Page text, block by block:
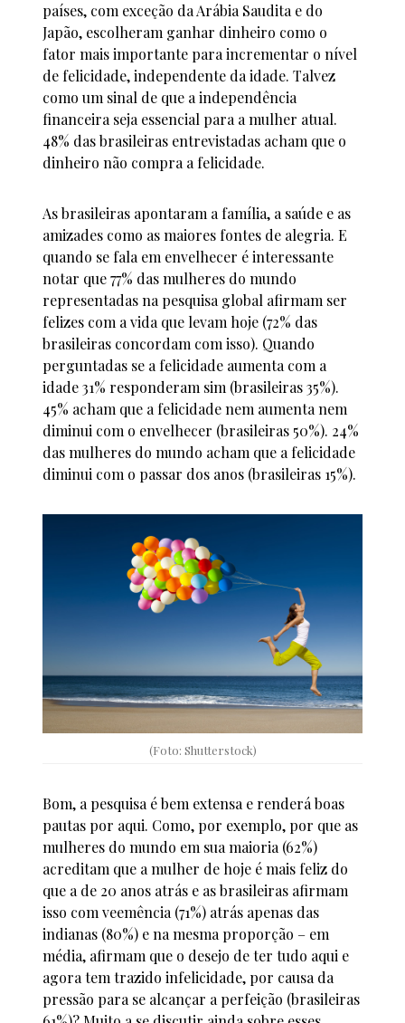
países, com exceção da Arábia Saudita e do
Japão, escolheram ganhar dinheiro como o
fator mais importante para incrementar o nível
de felicidade, independente da idade. Talvez
como um sinal de que a independência
financeira seja essencial para a mulher atual.
48% das brasileiras entrevistadas acham que o
dinheiro não compra a felicidade.
As brasileiras apontaram a família, a saúde e as
amizades como as maiores fontes de alegria. E
quando se fala em envelhecer é interessante
notar que 77% das mulheres do mundo
representadas na pesquisa global afirmam ser
felizes com a vida que levam hoje (72% das
brasileiras concordam com isso). Quando
perguntadas se a felicidade aumenta com a
idade 31% responderam sim (brasileiras 35%).
45% acham que a felicidade nem aumenta nem
diminui com o envelhecer (brasileiras 50%). 24%
das mulheres do mundo acham que a felicidade
diminui com o passar dos anos (brasileiras 15%).
(Foto: Shutterstock)
Bom, a pesquisa é bem extensa e renderá boas
pautas por aqui. Como, por exemplo, por que as
mulheres do mundo em sua maioria (62%)
acreditam que a mulher de hoje é mais feliz do
que a de 20 anos atrás e as brasileiras afirmam
isso com veemência (71%) atrás apenas das
indianas (80%) e na mesma proporção – em
média, afirmam que o desejo de ter tudo aqui e
agora tem trazido infelicidade, por causa da
pressão para se alcançar a perfeição (brasileiras